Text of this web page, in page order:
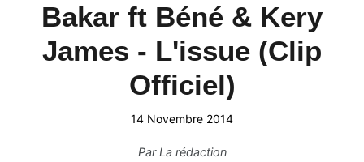
Bakar ft Béné & Kery
James - L'issue (Clip
Officiel)
14 Novembre 2014
ParLa rédaction